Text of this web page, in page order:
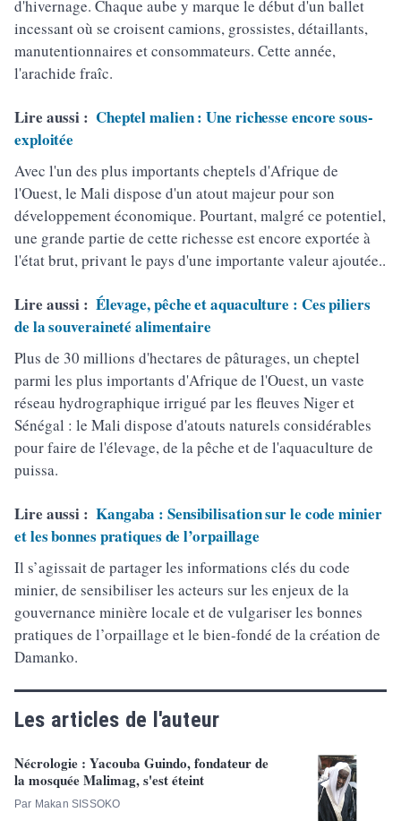
d'hivernage. Chaque aube y marque le début d'un ballet
incessant où se croisent camions, grossistes, détaillants,
manutentionnaires et consommateurs. Cette année,
l'arachide fraîc.
Lire aussi : Cheptel malien : Une richesse encore sous-
exploitée
Avec l'un des plus importants cheptels d'Afrique de
l'Ouest, le Mali dispose d'un atout majeur pour son
développement économique. Pourtant, malgré ce potentiel,
une grande partie de cette richesse est encore exportée à
l'état brut, privant le pays d'une importante valeur ajoutée..
Lire aussi : Élevage, pêche et aquaculture : Ces piliers
de la souveraineté alimentaire
Plus de 30 millions d'hectares de pâturages, un cheptel
parmi les plus importants d'Afrique de l'Ouest, un vaste
réseau hydrographique irrigué par les fleuves Niger et
Sénégal : le Mali dispose d'atouts naturels considérables
pour faire de l'élevage, de la pêche et de l'aquaculture de
puissa.
Lire aussi : Kangaba : Sensibilisation sur le code minier
et les bonnes pratiques de l’orpaillage
Il s’agissait de partager les informations clés du code
minier, de sensibiliser les acteurs sur les enjeux de la
gouvernance minière locale et de vulgariser les bonnes
pratiques de l’orpaillage et le bien-fondé de la création de
Damanko.
Les articles de l'auteur
Nécrologie : Yacouba Guindo, fondateur de
la mosquée Malimag, s'est éteint
Par Makan SISSOKO